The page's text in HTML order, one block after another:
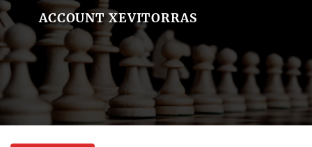
ACCOUNT XEVITORRAS